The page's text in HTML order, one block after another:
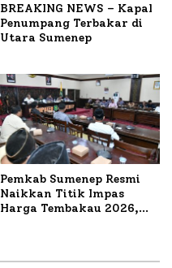
BREAKING NEWS – Kapal
Penumpang Terbakar di
Utara Sumenep
Pemkab Sumenep Resmi
Naikkan Titik Impas
Harga Tembakau 2026,